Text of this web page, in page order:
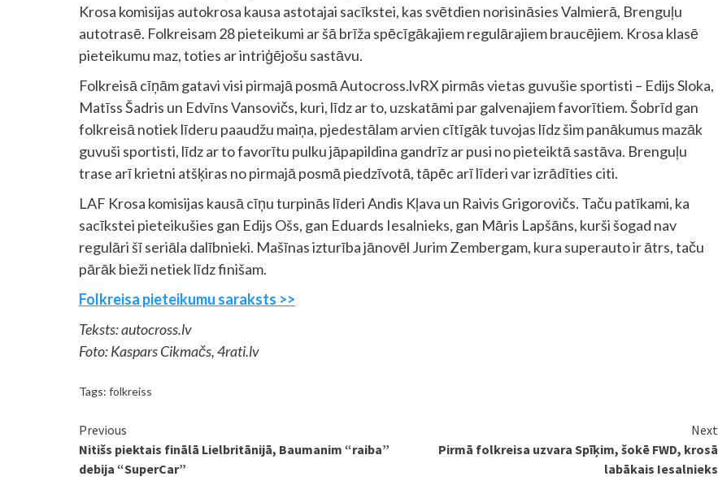
Krosa komisijas autokrosa kausa astotajai sacīkstei, kas svētdien norisināsies Valmierā, Brenguļu
autotrasē. Folkreisam 28 pieteikumi ar šā brīža spēcīgākajiem regulārajiem braucējiem. Krosa klasē
pieteikumu maz, toties ar intriģējošu sastāvu.
Folkreisā cīņām gatavi visi pirmajā posmā Autocross.lvRX pirmās vietas guvušie sportisti – Edijs Sloka,
Matīss Šadris un Edvīns Vansovičs, kuri, līdz ar to, uzskatāmi par galvenajiem favorītiem. Šobrīd gan
folkreisā notiek līderu paaudžu maiņa, pjedestālam arvien cītīgāk tuvojas līdz šim panākumus mazāk
guvuši sportisti, līdz ar to favorītu pulku jāpapildina gandrīz ar pusi no pieteiktā sastāva. Brenguļu
trase arī krietni atšķiras no pirmajā posmā piedzīvotā, tāpēc arī līderi var izrādīties citi.
LAF Krosa komisijas kausā cīņu turpinās līderi Andis Kļava un Raivis Grigorovičs. Taču patīkami, ka
sacīkstei pieteikušies gan Edijs Ošs, gan Eduards Iesalnieks, gan Māris Lapšāns, kurši šogad nav
regulāri šī seriāla dalībnieki. Mašīnas izturība jānovēl Jurim Zembergam, kura superauto ir ātrs, taču
pārāk bieži netiek līdz finišam.
Folkreisa pieteikumu saraksts >>
Teksts: autocross.lv
Foto: Kaspars Cikmačs, 4rati.lv
Tags: folkreiss
Continue
Reading
Previous
Nitišs piektais finālā Lielbritānijā, Baumanim “raiba”
debija “SuperCar”
Next
Pirmā folkreisa uzvara Spīķim, šokē FWD, krosā
labākais Iesalnieks